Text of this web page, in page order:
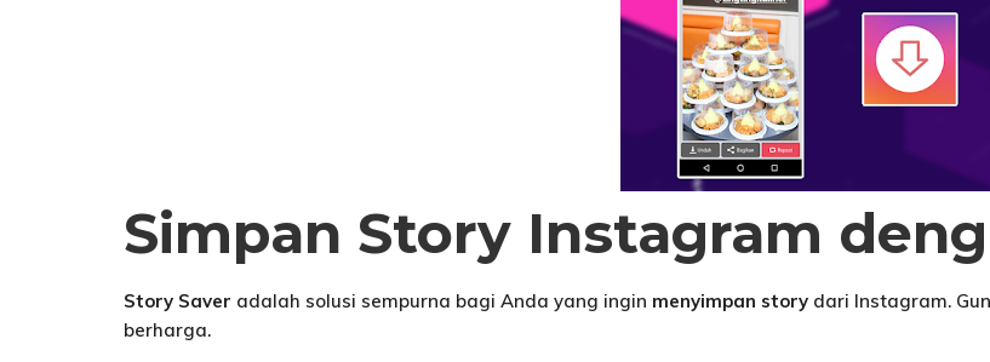
Simpan Story Instagram
Story Saver adalah solusi sempurna bagi Anda yang ingin menyimpan story dari Instagram.
berharga.